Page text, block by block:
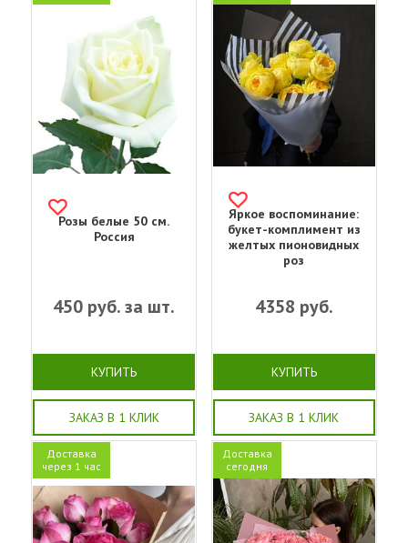
Розы белые 50 см.
Россия
450 руб. за шт.
КУПИТЬ
ЗАКАЗ В 1 КЛИК
Яркое воспоминание:
букет-комплимент из
желтых пионовидных
роз
4358 руб.
КУПИТЬ
ЗАКАЗ В 1 КЛИК
Доставка
через 1 час
Доставка
сегодня